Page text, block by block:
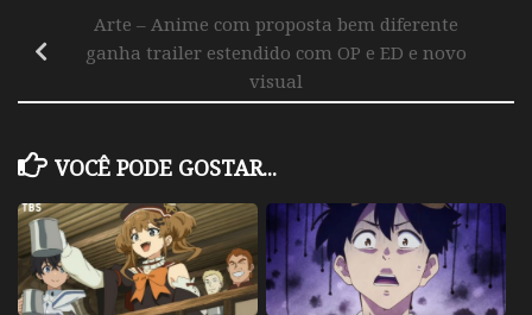
Arte – Anime com proposta bem diferente
ganha trailer estendido com OP e ED e novo
visual
VOCÊ PODE GOSTAR...